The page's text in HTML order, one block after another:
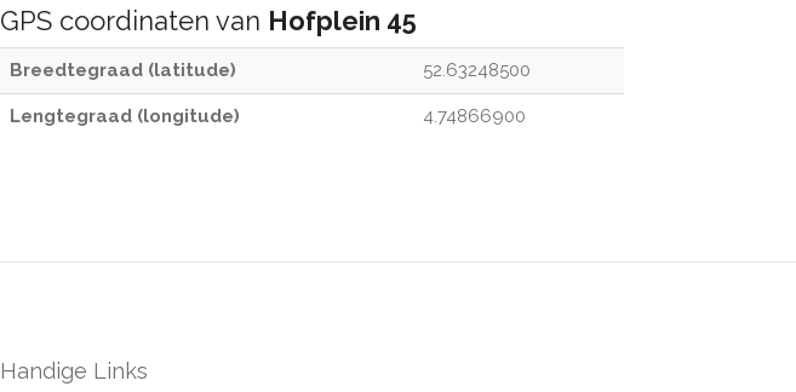
GPS coordinaten van Hofplein 45
Breedtegraad (latitude) 52.63248500
Lengtegraad (longitude) 4.74866900
Handige Links